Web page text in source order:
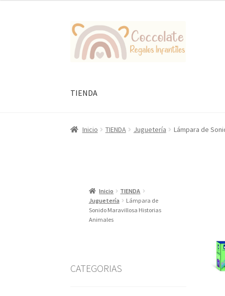
Ir
la
Ir
al
contenido
TIENDA
Inicio TIENDA Juguetería Lámpara de
Inicio
TIENDA
Juguetería
Lámpara de
Sonido Maravillosa Historias
Animales
CATEGORIAS